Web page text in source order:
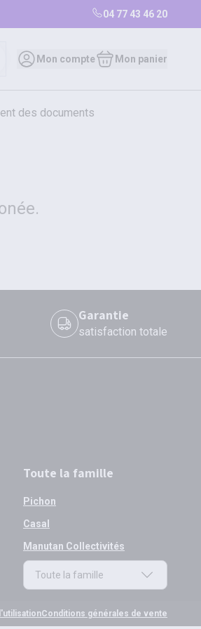
04 77 43 46 20
Mon compte Mon panier
des documents
Garantie
satisfaction totale
Toute la famille
Pichon
Casal
Manutan Collectivités
Toute la famille
Conditions générales de vente